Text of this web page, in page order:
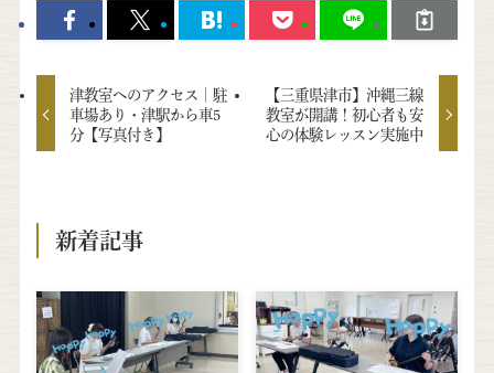
津教室へのアクセス｜駐
車場あり・津駅から車5
分【写真付き】
【三重県津市】沖縄三線
教室が開講！初心者も安
心の体験レッスン実施中
新着記事